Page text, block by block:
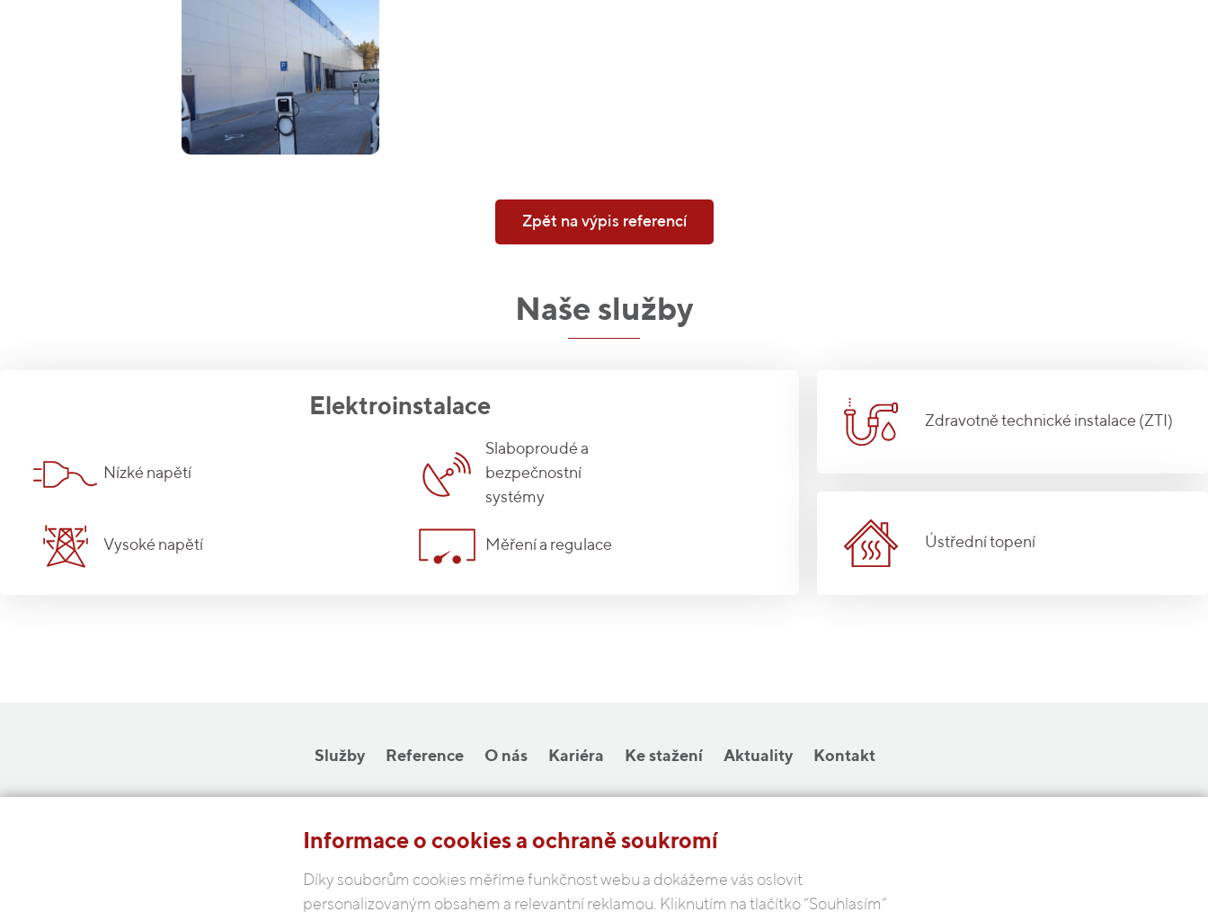
Zpět na výpis referencí
Naše služby
Elektroinstalace
Nízké napětí
Slaboproudé a
bezpečnostní
systémy
Vysoké napětí Měření a regulace
Zdravotně technické instalace (ZTI)
Ústřední topení
Služby Reference O nás Kariéra Ke stažení Aktuality Kontakt
Michelská 18/12a, 140 00 Praha 4
Informace o cookies a ochraně soukromí
Díky souborům cookies měříme funkčnost webu a dokážeme vás oslovit
personalizovaným obsahem a relevantní reklamou. Kliknutím na tlačítko “Souhlasím“